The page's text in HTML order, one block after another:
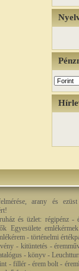
arany és
és üzlet: régipénz
Egyesülete
- történelmi
- kitüntetés -
- könyv -
- fillér - érem bolt -